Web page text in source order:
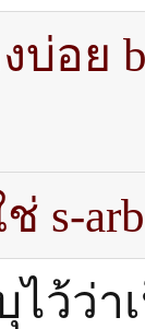
บ่อย
s-
ไว้ว่า